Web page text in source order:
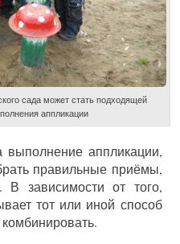
сада может стать подходящей
аппликации
выполнение аппликации,
правильные приёмы,
зависимости от того,
тот или иной способ